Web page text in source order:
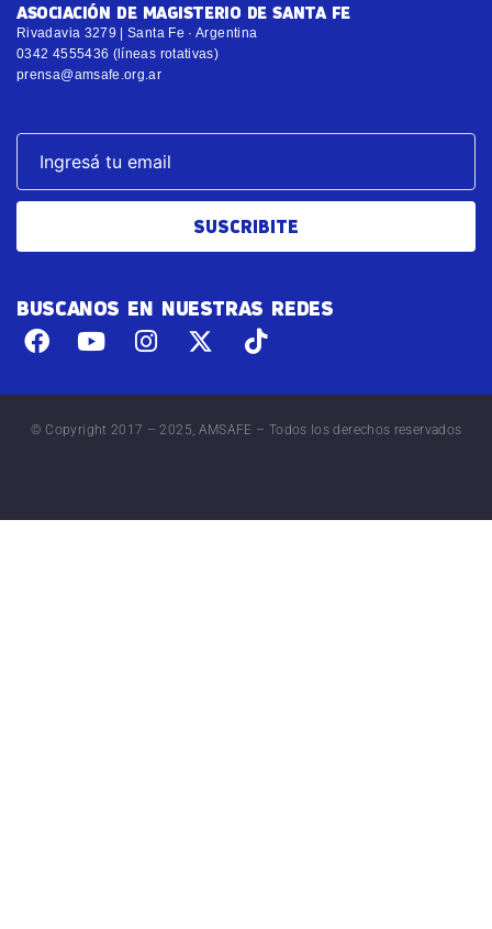
ASOCIACIÓN DE MAGISTERIO DE SANTA FE
Rivadavia 3279 | Santa Fe · Argentina
0342 4555436 (líneas rotativas)
prensa@amsafe.org.ar
SUSCRIBITE
BUSCANOS EN NUESTRAS REDES
© Copyright 2017 – 2025, AMSAFE – Todos los derechos reservados